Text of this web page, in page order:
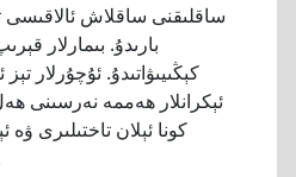
ساقلىقنى ساقلاش
بارىدۇ. بىمارلار
كېڭىيىۋاتىدۇ. ئۇچۇرلار
ئېكرانلار ھەممە نەرسىنى ھەل
كونا ئېلان تاختىلىرى